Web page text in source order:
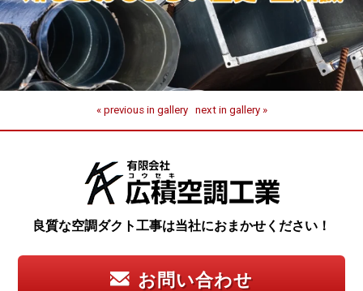
« previous in gallery next in gallery »
良質な空調ダクト工事は当社におまかせください！
お問い合わせ